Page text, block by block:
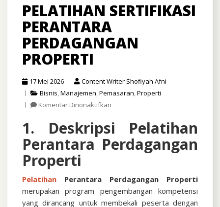
PELATIHAN SERTIFIKASI
PERANTARA
PERDAGANGAN
PROPERTI
17 Mei 2026
Content Writer Shofiyah Afni
Bisnis,Manajemen,Pemasaran,Properti
Komentar Dinonaktifkan
Sertifikasi
Perantara
Perdagangan
1. Deskripsi Pelatihan
Perantara Perdagangan
Properti
Pelatihan Perantara Perdagangan Properti
merupakan program pengembangan kompetensi
yang dirancang untuk membekali peserta dengan